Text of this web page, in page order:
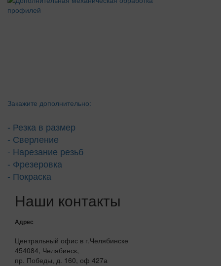
Закажите дополнительно:
- Резка в размер
- Сверление
- Нарезание резьб
- Фрезеровка
- Покраска
Наши контакты
Адрес
Центральный офис в г.Челябинске
454084, Челябинск,
пр. Победы, д. 160, оф 427а